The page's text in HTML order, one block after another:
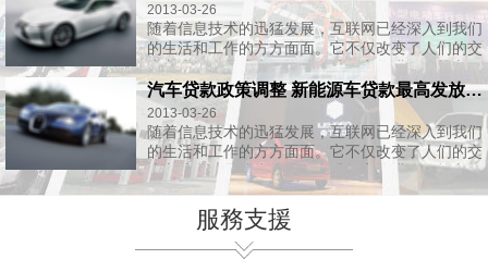
2013-03-26
随着信息技术的迅猛发展，互联网已经深入到我们
的生活和工作的方方面面。它不仅改变了人们的交
流方式，更是成为了推动全球数字化进程的核心...
汽车贷款政策调整 新能源车贷款最高发放比...
2013-03-26
随着信息技术的迅猛发展，互联网已经深入到我们
的生活和工作的方方面面。它不仅改变了人们的交
流方式，更是成为了推动全球数字化进程的核心...
服務支援